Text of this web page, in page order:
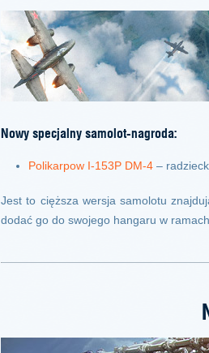
Nowy specjalny samolot-nagroda:
Polikarpow I-153P DM-4 –
Jest to cięższa wersja samolotu
dodać go do swojego hangaru w